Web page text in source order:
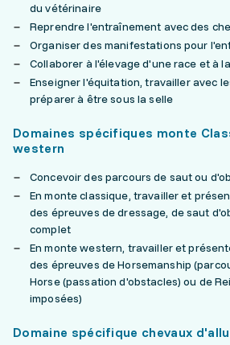
du vétérinaire
Reprendre l'entraînement avec des
Organiser des manifestations pour
Collaborer à l'élevage d'une race et à
Enseigner l'équitation, travailler avec
préparer à être sous la selle
Domaines spécifiques monte
western
Concevoir des parcours de saut ou
En monte classique, travailler et
des épreuves de dressage, de saut
complet
En monte western, travailler et
des épreuves de Horsemanship
Horse (passation d'obstacles) ou de
imposées)
Domaine spécifique chevaux